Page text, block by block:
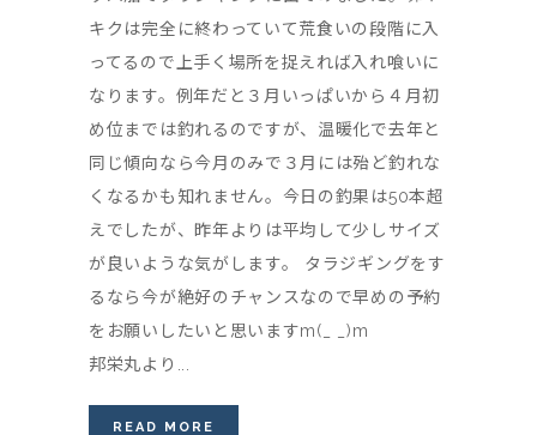
キクは完全に終わっていて荒食いの段階に入
ってるので上手く場所を捉えれば入れ喰いに
なります。例年だと３月いっぱいから４月初
め位までは釣れるのですが、温暖化で去年と
同じ傾向なら今月のみで３月には殆ど釣れな
くなるかも知れません。今日の釣果は50本超
えでしたが、昨年よりは平均して少しサイズ
が良いような気がします。 タラジギングをす
るなら今が絶好のチャンスなので早めの予約
をお願いしたいと思いますm(_ _)m
邦栄丸より...
READ MORE